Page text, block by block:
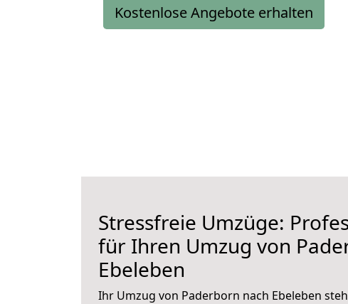
Kostenlose Angebote erhalten
Stressfreie Umzüge:
für Ihren Umzug von
Ebeleben
Ihr Umzug von Paderborn nach Ebeleben